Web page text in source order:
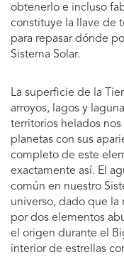
obtenerlo e incluso
constituye la llave de
para repasar dónde
Sistema Solar.
La superficie de la
arroyos, lagos y
territorios helados
planetas con sus
completo de este
exactamente así. El
común en nuestro
universo, dado que la
por dos elementos
el origen durante el
interior de estrellas